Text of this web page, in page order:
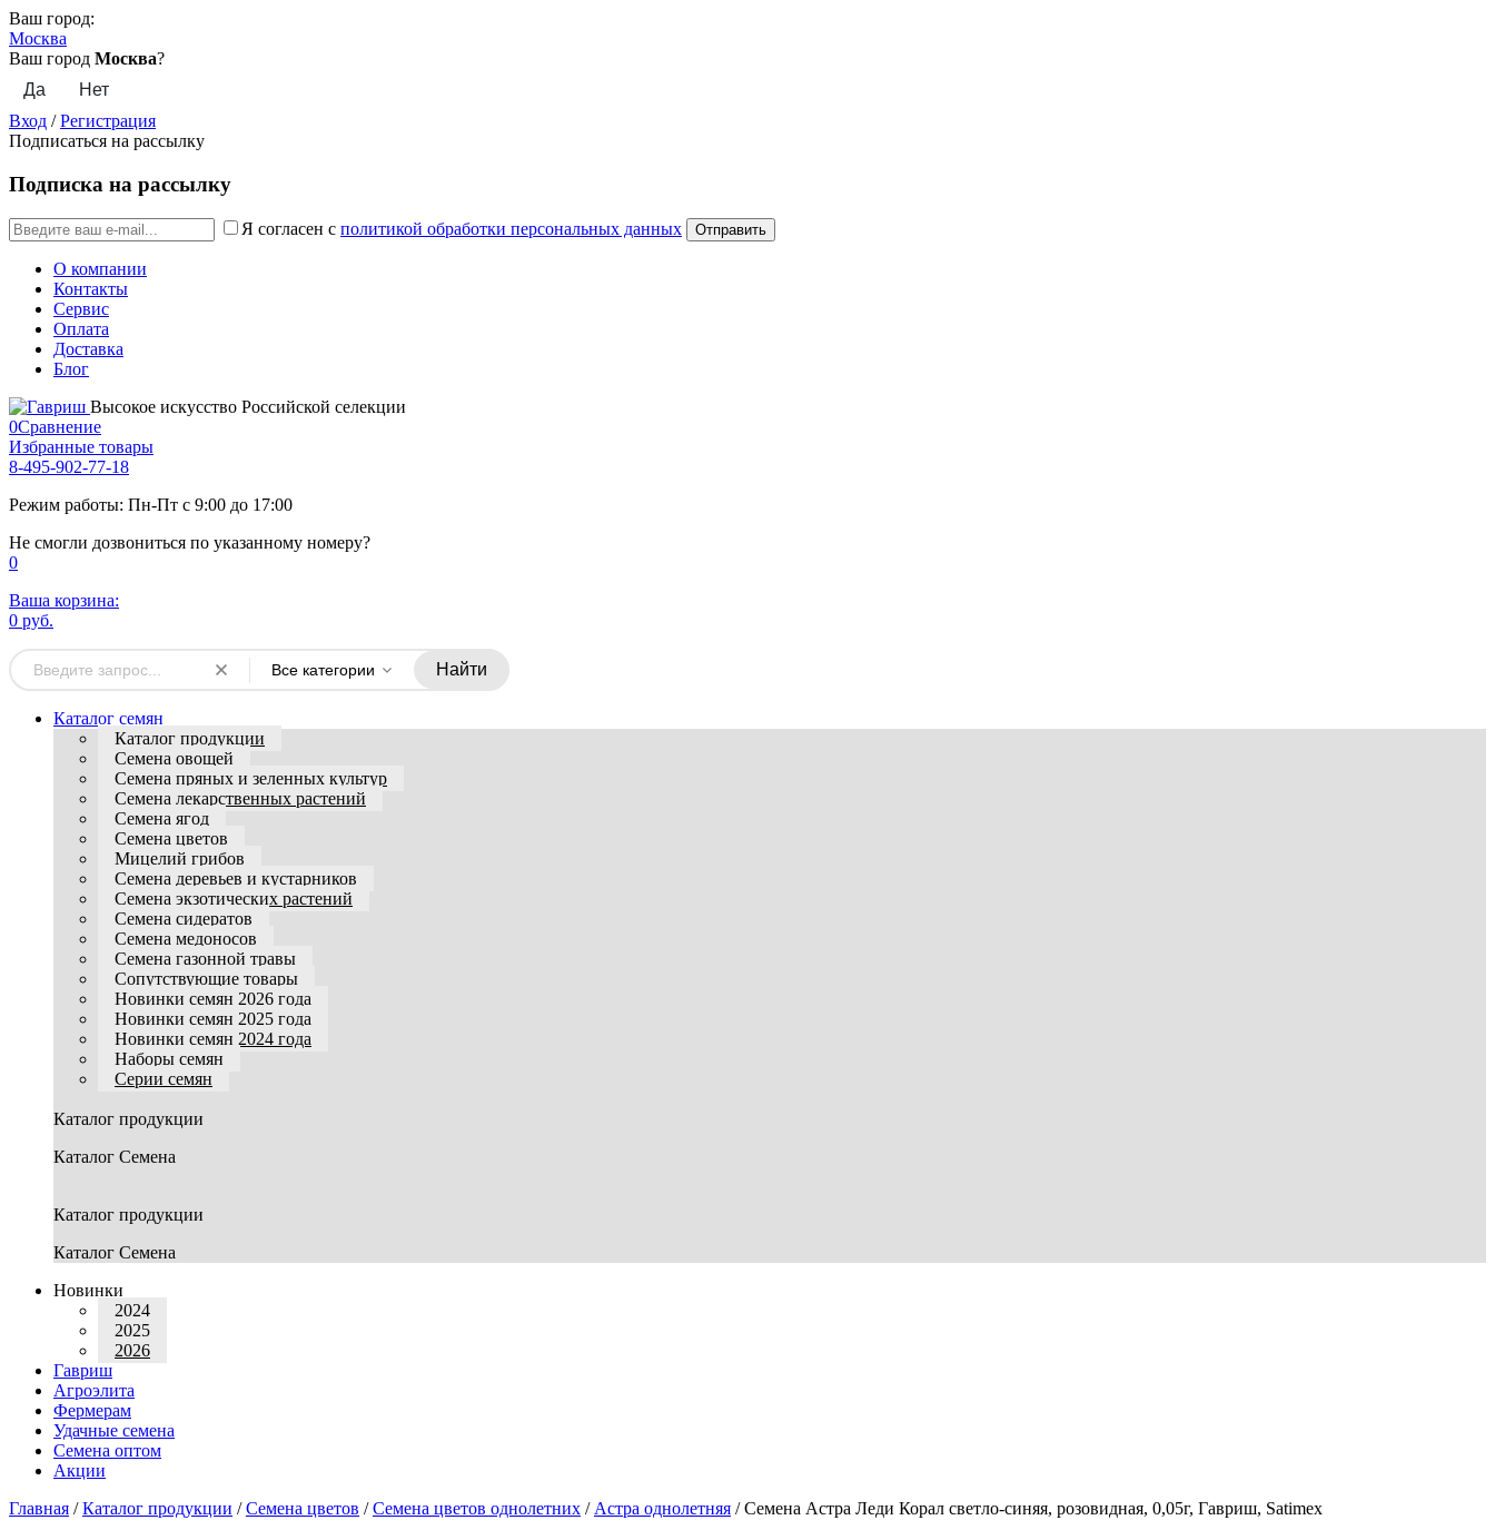
Ваш город:
Москва
Ваш город Москва?
Вход /Регистрация
Подписаться на рассылку
Подписка на рассылку
Я согласен с политикой обработки персональных данных
О компании
Контакты
Сервис
Оплата
Доставка
Блог
Высокое искусство Российской селекции
0Сравнение
Избранные товары
8-495-902-77-18
Режим работы: Пн-Пт с 9:00 до 17:00
Не смогли дозвониться по указанному номеру?
0
Ваша корзина:
0 руб.
Все категории Найти
Каталог семян
Каталог продукции
Семена овощей
Семена пряных и зеленных культур
Семена лекарственных растений
Семена ягод
Семена цветов
Мицелий грибов
Семена деревьев и кустарников
Семена экзотических растений
Семена сидератов
Семена медоносов
Семена газонной травы
Сопутствующие товары
Новинки семян 2026 года
Новинки семян 2025 года
Новинки семян 2024 года
Наборы семян
Серии семян
Каталог продукции
Каталог Семена
Каталог продукции
Каталог Семена
Новинки
2024
2025
2026
Гавриш
Агроэлита
Фермерам
Удачные семена
Семена оптом
Акции
Главная /Каталог продукции /Семена цветов /Семена цветов однолетних /Астра однолетняя /Семена Астра Леди Корал светло-синяя, розовидная, 0,05г, Гавриш, Satimex